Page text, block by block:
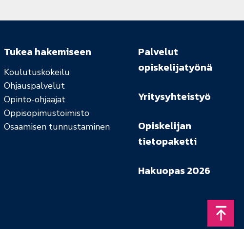
Tukea hakemiseen
Koulutuskokeilu
Ohjauspalvelut
Opinto-ohjaajat
Oppisopimustoimisto
Osaamisen tunnustaminen
Palvelut
opiskelijatyönä
Yritysyhteistyö
Opiskelijan
tietopaketti
Hakuopas 2026